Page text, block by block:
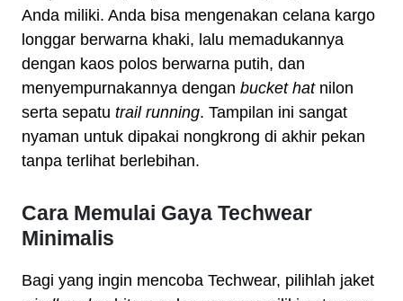
Anda miliki. Anda bisa mengenakan celana kargo
longgar berwarna khaki, lalu memadukannya
dengan kaos polos berwarna putih, dan
menyempurnakannya dengan bucket hatnilon
serta sepatu trail running. Tampilan ini sangat
nyaman untuk dipakai nongkrong di akhir pekan
tanpa terlihat berlebihan.
Cara Memulai Gaya Techwear
Minimalis
Bagi yang ingin mencoba Techwear, pilihlah jaket